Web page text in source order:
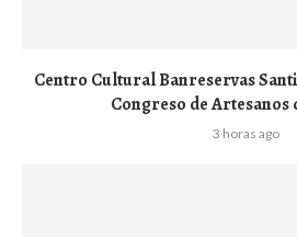
Centro Cultural Banreservas
Congreso de Artesanos
3 horas ago